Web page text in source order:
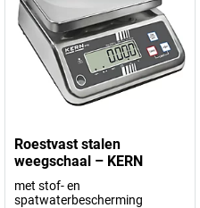
Roestvast stalen
weegschaal – KERN
met stof- en
spatwaterbescherming